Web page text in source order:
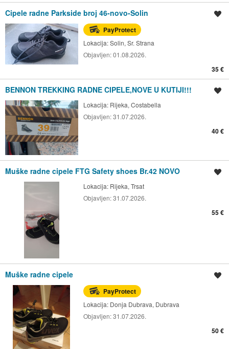
Cipele radne Parkside broj 46-novo-Solin
PayProtect
Lokacija:Solin, Sr. Strana
Objavljen:01.08.2026.
35 €
BENNON TREKKING RADNE CIPELE,NOVE U KUTIJI!!!
Lokacija: Rijeka, Costabella
Objavljen:31.07.2026.
40 €
Muške radne cipele FTG Safety shoes Br.42 NOVO
Lokacija: Rijeka, Trsat
Objavljen:31.07.2026.
55 €
Muške radne cipele
PayProtect
Lokacija: Donja Dubrava, Dubrava
Objavljen:31.07.2026.
50 €